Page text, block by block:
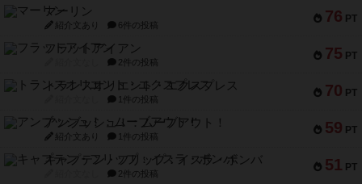
76 PT
マーリン
紹介文あり 6件の投稿
75 PT
フラットアイアン
2件の投稿
70 PT
トランスオリエント・エクスプレス
1件の投稿
59 PT
アンブッシュ！：ムーブアウト！
紹介文あり 1件の投稿
51 PT
キャプテン・フリップ：イスラ・ボンバ
2件の投稿